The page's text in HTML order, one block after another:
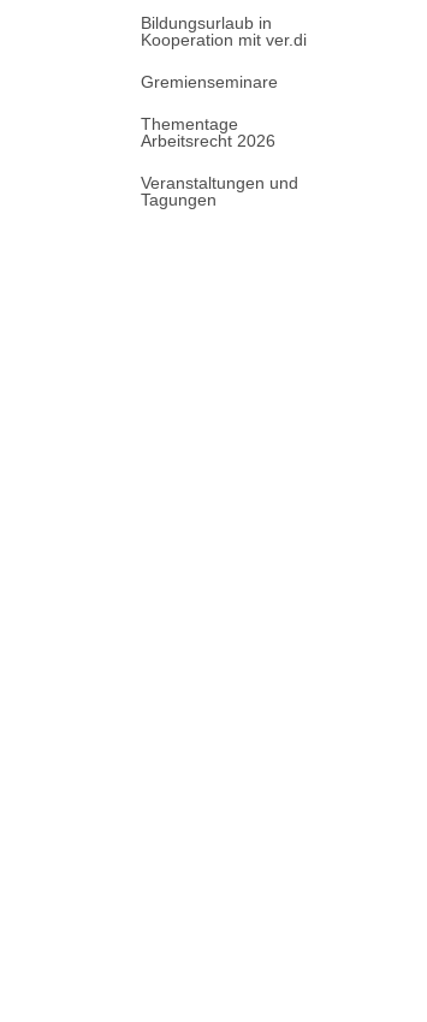
Bildungsurlaub in
Kooperation mit ver.di
Gremienseminare
Thementage
Arbeitsrecht 2026
Veranstaltungen und
Tagungen